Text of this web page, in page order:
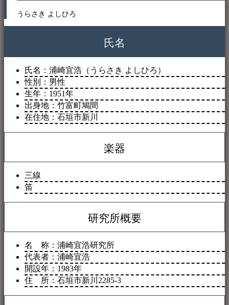
うらさき よしひろ
氏名
氏名：浦崎宜浩（うらさき よしひろ）
性別：男性
生年：1951年
出身地：竹富町鳩間
在住地：石垣市新川
楽器
三線
笛
研究所概要
名 称：浦崎宜浩研究所
代表者：浦崎宜浩
開設年：1983年
住 所：石垣市新川2285-3